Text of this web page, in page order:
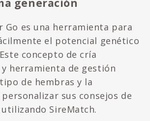
Go es una herramienta para
el potencial genético
concepto de cría
herramienta de gestión
de hembras y la
sus consejos de
SireMatch.